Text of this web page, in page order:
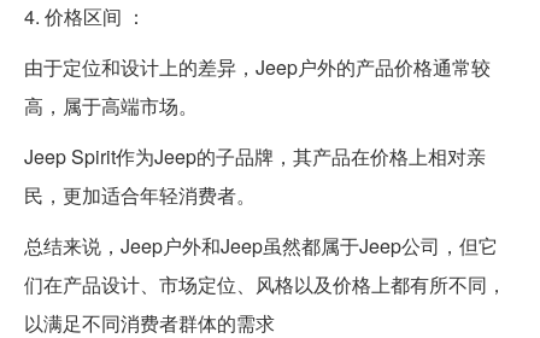
4. 价格区间 ：
由于定位和设计上的差异，Jeep户外的产品价格通常较
高，属于高端市场。
Jeep Spirit作为Jeep的子品牌，其产品在价格上相对亲
民，更加适合年轻消费者。
总结来说，Jeep户外和Jeep虽然都属于Jeep公司，但它
们在产品设计、市场定位、风格以及价格上都有所不同，
以满足不同消费者群体的需求